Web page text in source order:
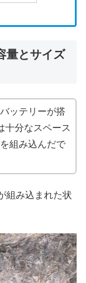
量とサイズ
ッテリーが搭
十分なスペース
組み込んだで
組み込まれた状